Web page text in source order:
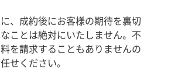
、成約後にお客様の期待を裏切
ことは絶対にいたしません。不
を請求することもありませんの
せください。